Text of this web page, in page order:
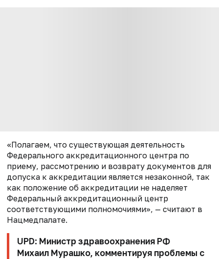
«Полагаем, что существующая деятельность
Федерального аккредитационного центра по
приему, рассмотрению и возврату документов для
допуска к аккредитации является незаконной, так
как положение об аккредитации не наделяет
Федеральный аккредитационный центр
соответствующими полномочиями», — считают в
Нацмедпалате.
UPD: Министр здравоохранения РФ
Михаил Мурашко, комментируя проблемы с